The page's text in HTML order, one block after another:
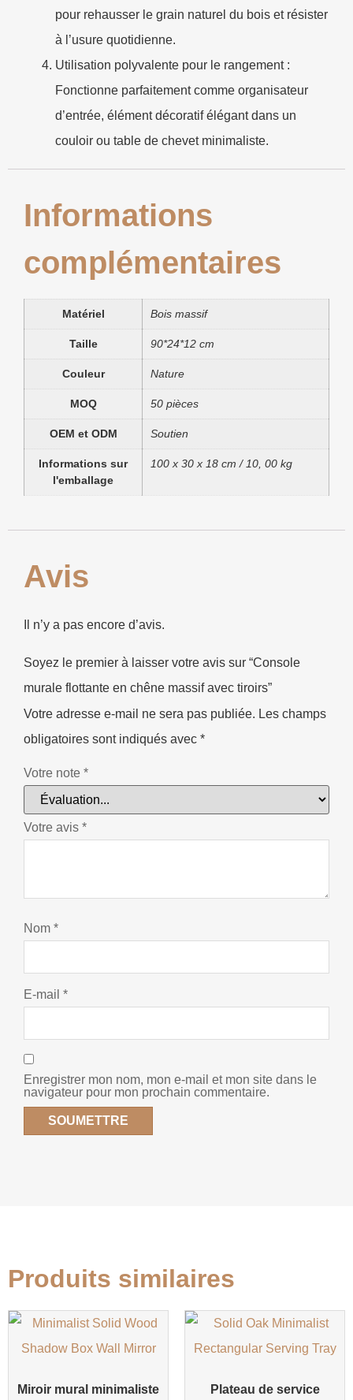
pour rehausser le grain naturel du bois et résister
à l’usure quotidienne.
Utilisation polyvalente pour le rangement :
Fonctionne parfaitement comme organisateur
d’entrée, élément décoratif élégant dans un
couloir ou table de chevet minimaliste.
Informations
complémentaires
Matériel Bois massif
Taille 90*24*12 cm
Couleur Nature
MOQ 50 pièces
OEM et ODM Soutien
Informations sur
l'emballage
100 x 30 x 18 cm / 10, 00 kg
Avis
Il n’y a pas encore d’avis.
Soyez le premier à laisser votre avis sur “Console
murale flottante en chêne massif avec tiroirs”
Votre adresse e-mail ne sera pas publiée. Les champs
obligatoires sont indiqués avec *
Votre note *
Votre avis *
Nom *
E-mail *
Enregistrer mon nom, mon e-mail et mon site dans le
navigateur pour mon prochain commentaire.
Produits similaires
Miroir mural minimaliste
Plateau de service